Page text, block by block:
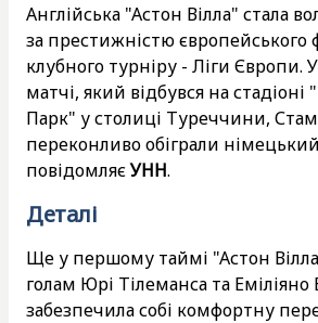
Англійська "Астон Вілла" стала
за престижністю європейського
клубного турніру - Ліги Європи.
матчі, який відбувся на
Парк" у столиці Туреччини,
переконливо обіграли
повідомляєУНН.
Деталі
Ще у першому таймі "Астон
голам Юрі Тілеманса та Еміліяно
забезпечила собі комфортну